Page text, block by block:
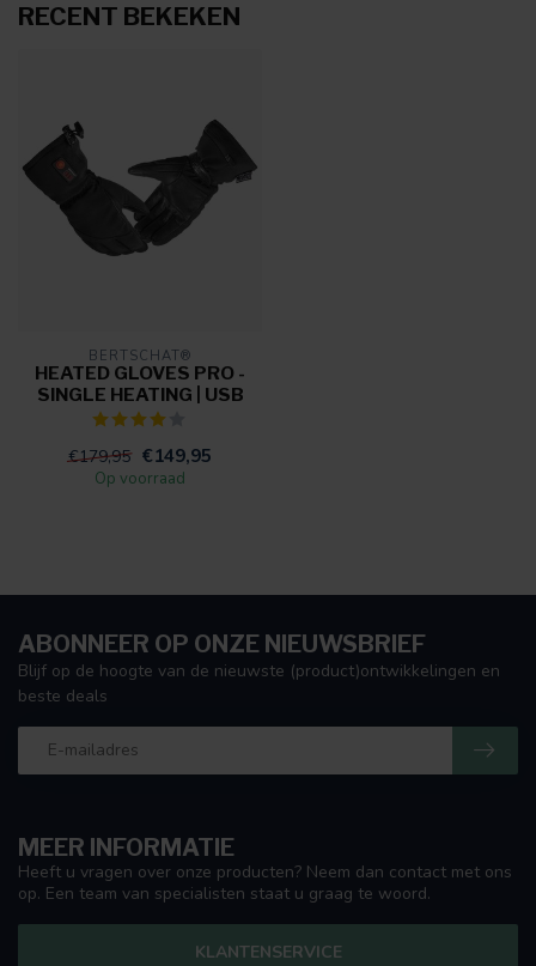
RECENT BEKEKEN
BERTSCHAT®
HEATED GLOVES PRO -
SINGLE HEATING | USB
€179,95 €149,95
Op voorraad
MEER INFORMATIE
Heeft u vragen over onze producten? Neem dan contact met ons
op. Een team van specialisten staat u graag te woord.
KLANTENSERVICE
ABONNEER OP ONZE NIEUWSBRIEF
Blijf op de hoogte van de nieuwste (product)ontwikkelingen en
beste deals